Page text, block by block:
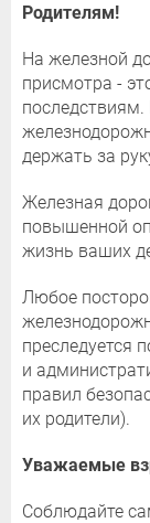
Родителям!
На железной
присмотра -
последствиям.
держать за
Железная
повышенной
жизнь ваших
Любое
преследуется
и
правил
их родители).
Уважаемые
Соблюдайте